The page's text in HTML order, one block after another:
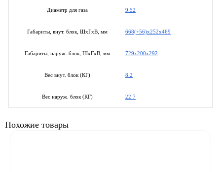
Диаметр для газа 9.52
Габариты, внут. блок, ШхГхВ, мм 668(+56)х252х469
Габариты, наруж. блок, ШхГхВ, мм 729x200x292
Вес внут. блок (КГ) 8.2
Вес наруж. блок (КГ) 22.7
Похожие товары